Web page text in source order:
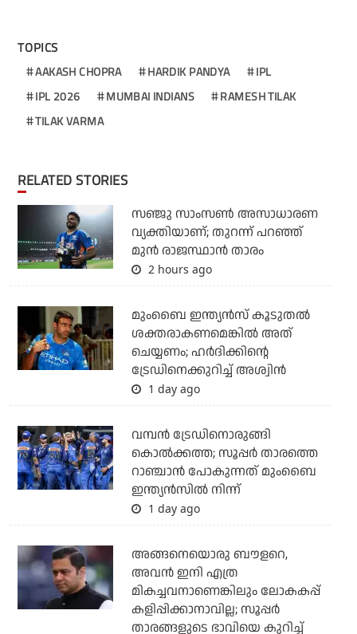
TOPICS
AAKASH CHOPRA HARDIK PANDYA
IPL
IPL 2026
MUMBAI INDIANS
RAMESH TILAK
TILAK VARMA
RELATED STORIES
സഞ്ജു സാംസണ്‍ അസാധാരണ
വ്യക്തിയാണ്; തുറന്ന് പറഞ്ഞ്
മുന്‍ രാജസ്ഥാന്‍ താരം
2 hours ago
മുംബൈ ഇന്ത്യന്‍സ് കൂടുതല്‍
ശക്തരാകണമെങ്കില്‍ അത്
ചെയ്യണം; ഹര്‍ദിക്കിന്റെ
ട്രേഡിനെക്കുറിച്ച് അശ്വിന്‍
1 day ago
വമ്പന്‍ ട്രേഡിനൊരുങ്ങി
കൊല്‍ക്കത്ത; സൂപ്പര്‍ താരത്തെ
റാഞ്ചാന്‍ പോകുന്നത് മുംബൈ
ഇന്ത്യന്‍സില്‍ നിന്ന്
1 day ago
അങ്ങനെയൊരു ബൗളറെ,
അവന്‍ ഇനി എത്ര
മികച്ചവനാണെങ്കിലും ലോകകപ്പ്
കളിപ്പിക്കാനാവില്ല; സൂപ്പര്‍
താരങ്ങളുടെ ഭാവിയെ കുറിച്ച്